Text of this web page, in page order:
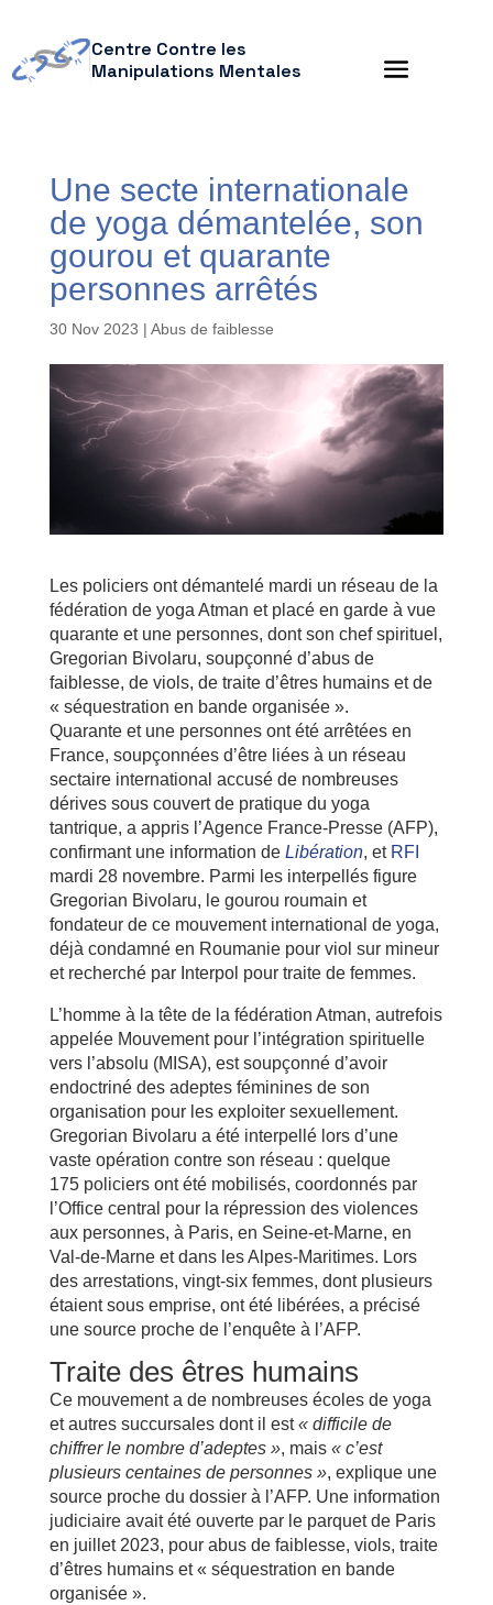
Centre Contre les
Manipulations Mentales
Une secte internationale
de yoga démantelée, son
gourou et quarante
personnes arrêtés
30 Nov 2023 | Abus de faiblesse
Les policiers ont démantelé mardi un réseau de la
fédération de yoga Atman et placé en garde à vue
quarante et une personnes, dont son chef spirituel,
Gregorian Bivolaru, soupçonné d’abus de
faiblesse, de viols, de traite d’êtres humains et de
« séquestration en bande organisée ».
Quarante et une personnes ont été arrêtées en
France, soupçonnées d’être liées à un réseau
sectaire international accusé de nombreuses
dérives sous couvert de pratique du yoga
tantrique, a appris l’Agence France-Presse (AFP),
confirmant une information de Libération, et RFI
mardi 28 novembre. Parmi les interpellés figure
Gregorian Bivolaru, le gourou roumain et
fondateur de ce mouvement international de yoga,
déjà condamné en Roumanie pour viol sur mineur
et recherché par Interpol pour traite de femmes.
L’homme à la tête de la fédération Atman, autrefois
appelée Mouvement pour l’intégration spirituelle
vers l’absolu (MISA), est soupçonné d’avoir
endoctriné des adeptes féminines de son
organisation pour les exploiter sexuellement.
Gregorian Bivolaru a été interpellé lors d’une
vaste opération contre son réseau : quelque
175 policiers ont été mobilisés, coordonnés par
l’Office central pour la répression des violences
aux personnes, à Paris, en Seine-et-Marne, en
Val-de-Marne et dans les Alpes-Maritimes. Lors
des arrestations, vingt-six femmes, dont plusieurs
étaient sous emprise, ont été libérées, a précisé
une source proche de l’enquête à l’AFP.
Traite des êtres humains
Ce mouvement a de nombreuses écoles de yoga
et autres succursales dont il est« difficile de
chiffrer le nombre d’adeptes », mais « c’est
plusieurs centaines de personnes », explique une
source proche du dossier à l’AFP. Une information
judiciaire avait été ouverte par le parquet de Paris
en juillet 2023, pour abus de faiblesse, viols, traite
d’êtres humains et « séquestration en bande
organisée ».